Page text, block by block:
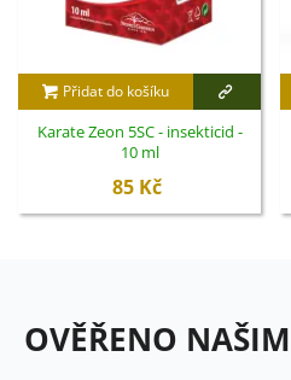
Přidat do košíku
Karate Zeon 5SC - insekticid -
10 ml
85 Kč
OVĚŘENO